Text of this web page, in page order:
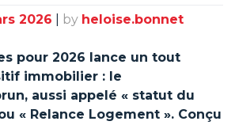
2026 by heloise.bonnet
pour 2026 lance un tout
immobilier : le
aussi appelé « statut du
« Relance Logement ». Conçu